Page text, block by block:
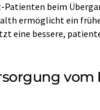
beim
ermöglicht ein
eine bessere,
vom